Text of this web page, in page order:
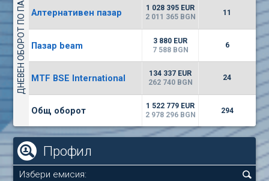
(CHIM) Химимпорт
-1.71% 0 5750
1 1246
1 6300EUR
1880
171135
ДНЕВЕН ОБОРОТ ПО ПАЗАРИ Алтернативен пазар
1 028 395 EUR
2 011 365 BGN
11
Пазар beam
3 880 EUR
7 588 BGN
6
MTF BSE International
134 337 EUR
262 740 BGN
24
Общ оборот
1 522 779 EUR
2 978 296 BGN
294
Профил
Избери емисия: